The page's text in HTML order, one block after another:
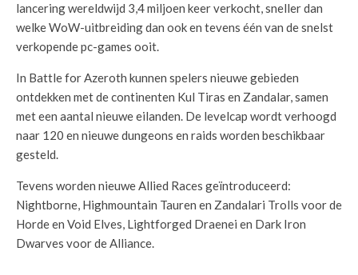
lancering wereldwijd 3,4 miljoen keer verkocht, sneller dan
welke WoW-uitbreiding dan ook en tevens één van de snelst
verkopende pc-games ooit.
In Battle for Azeroth kunnen spelers nieuwe gebieden
ontdekken met de continenten Kul Tiras en Zandalar, samen
met een aantal nieuwe eilanden. De levelcap wordt verhoogd
naar 120 en nieuwe dungeons en raids worden beschikbaar
gesteld.
Tevens worden nieuwe Allied Races geïntroduceerd:
Nightborne, Highmountain Tauren en Zandalari Trolls voor de
Horde en Void Elves, Lightforged Draenei en Dark Iron
Dwarves voor de Alliance.